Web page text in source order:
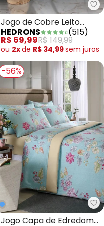
- Jogo de Cama
Jogo de Cobre Leito
Branco Solteiro 2 Peças
HEDRONS (515)
R$ 69,99R$ 149,99
ou 2xde R$ 34,99sem juros
Lar - Jogo de Cama
-56%
Jogo Capa de Edredom